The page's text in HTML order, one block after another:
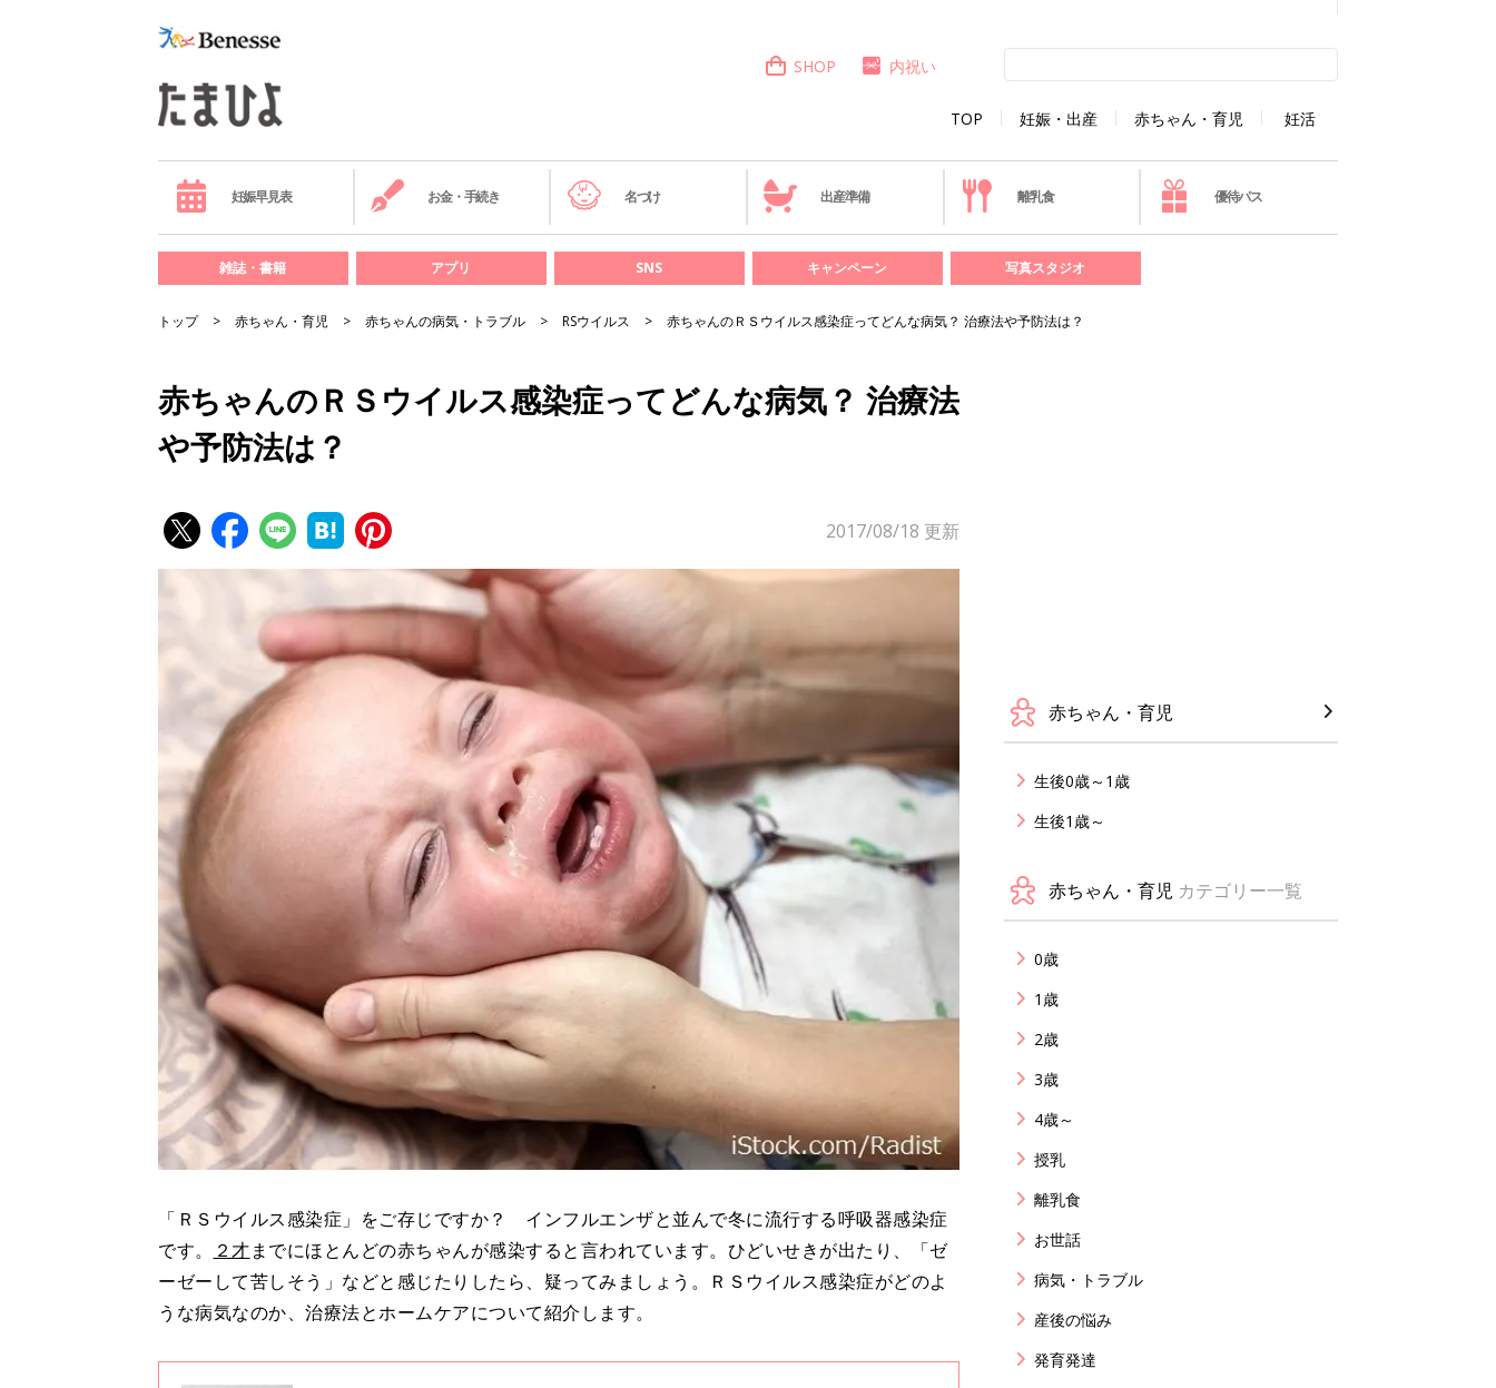
TOP 妊娠・出産 赤ちゃん・育児 妊活
SHOP 内祝い
妊娠早見表 お金・手続き 名づけ 出産準備 離乳食 優待パス
雑誌・書籍 アプリ SNS キャンペーン 写真スタジオ
トップ 赤ちゃん・育児 赤ちゃんの病気・トラブル RSウイルス 赤ちゃんのＲＳウイルス感染症ってどんな病気？ 治療法や予防法は？
赤ちゃんのＲＳウイルス感染症ってどんな病気？ 治療法
や予防法は？
2017/08/18 更新
「ＲＳウイルス感染症」をご存じですか？ インフルエンザと並んで冬に流行する呼吸器感染症
です。
２才までにほとんどの赤ちゃんが感染すると言われています。ひどいせきが出たり、「ゼ
ーゼーして苦しそう」などと感じたりしたら、疑ってみましょう。ＲＳウイルス感染症がどのよ
うな病気なのか、治療法とホームケアについて紹介します。
赤ちゃん・育児
生後0歳～1歳
生後1歳～
赤ちゃん・育児 カテゴリー一覧
0歳
1歳
2歳
3歳
4歳～
授乳
離乳食
お世話
病気・トラブル
産後の悩み
発育発達